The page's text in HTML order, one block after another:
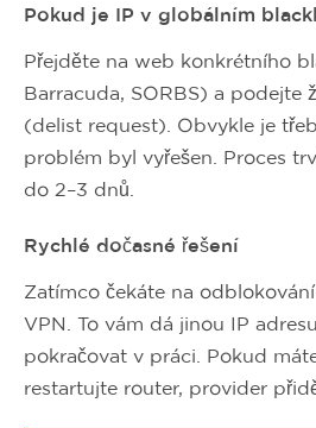
Pokud je IP v globálním
Přejděte na web konkrétního
Barracuda, SORBS) a podejte
(delist request). Obvykle je
problém byl vyřešen. Proces
do 2–3 dnů.
Rychlé dočasné řešení
Zatímco čekáte na
VPN. To vám dá jinou IP
pokračovat v práci. Pokud
restartujte router, provider